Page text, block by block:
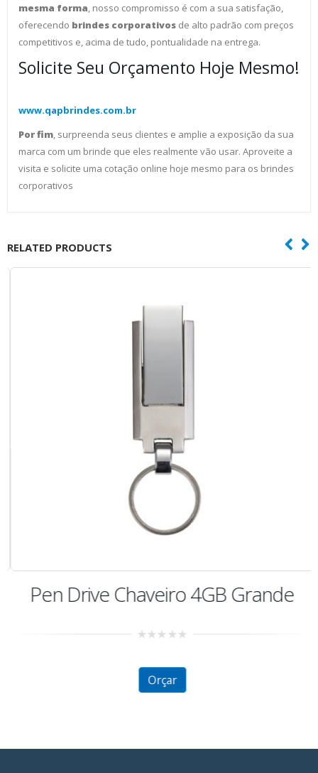
mesma forma , nosso compromisso é com a sua satisfação,
oferecendo brindes corporativos de alto padrão com preços
competitivos e, acima de tudo, pontualidade na entrega.
Solicite Seu Orçamento Hoje Mesmo!
www.qapbrindes.com.br
Por fim , surpreenda seus clientes e amplie a exposição da sua
marca com um brinde que eles realmente vão usar. Aproveite a
visita e solicite uma cotação online hoje mesmo para os brindes
corporativos
RELATED PRODUCTS
Pen Drive Chaveiro 4GB Grande
Orçar